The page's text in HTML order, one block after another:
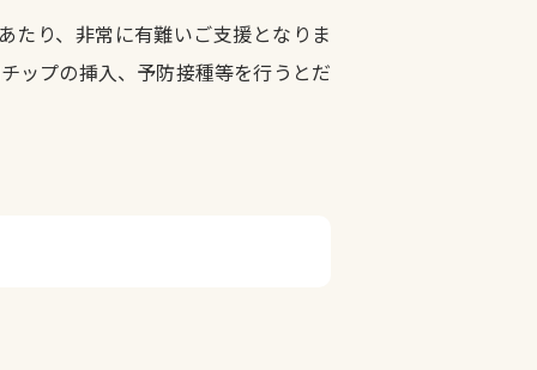
たり、非常に有難いご支援となりま
ップの挿入、予防接種等を行うとだ